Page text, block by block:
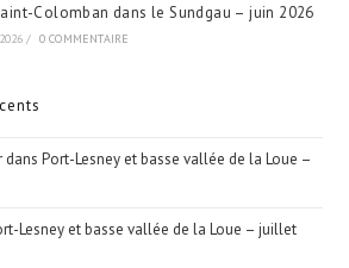
Colomban dans le Sundgau – juin 2026
/ 0 COMMENTAIRE
dansPort-Lesney et basse vallée de la Loue –
Lesney et basse vallée de la Loue – juillet